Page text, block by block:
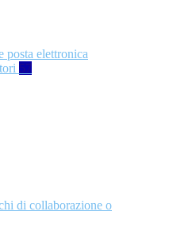
posta elettronica
57
di collaborazione o